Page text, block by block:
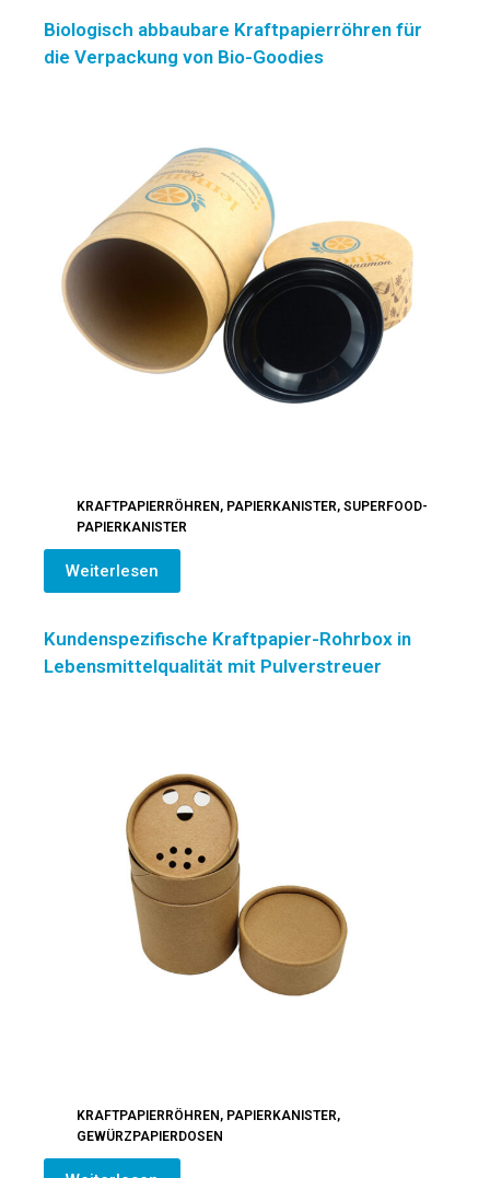
Biologisch abbaubare Kraftpapierröhren für
die Verpackung von Bio-Goodies
KRAFTPAPIERRÖHREN , PAPIERKANISTER, SUPERFOOD-
PAPIERKANISTER
Weiterlesen
Kundenspezifische Kraftpapier-Rohrbox in
Lebensmittelqualität mit Pulverstreuer
KRAFTPAPIERRÖHREN , PAPIERKANISTER,
GEWÜRZPAPIERDOSEN